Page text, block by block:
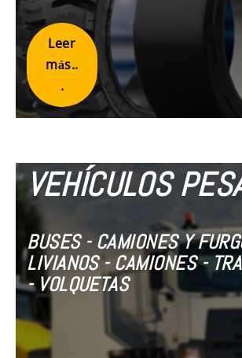
Leer
más..
.
VEHÍCULOS
BUSES - CAMIONES Y
LIVIANOS - CAMIONES -
- VOLQUETAS